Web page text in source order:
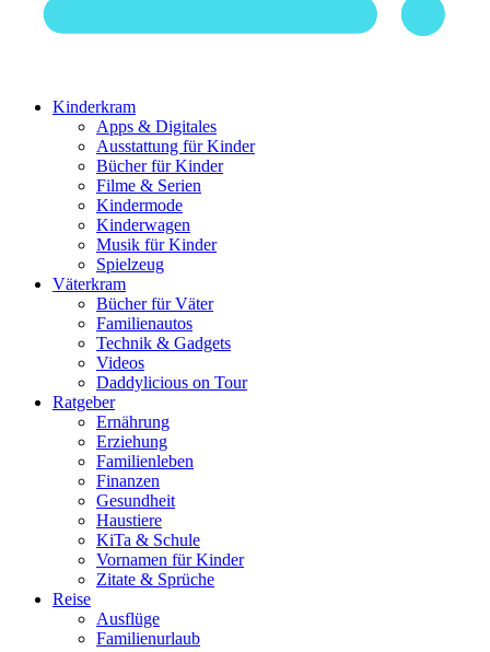
Kinderkram
Apps & Digitales
Ausstattung für Kinder
Bücher für Kinder
Filme & Serien
Kindermode
Kinderwagen
Musik für Kinder
Spielzeug
Väterkram
Bücher für Väter
Familienautos
Technik & Gadgets
Videos
Daddylicious on Tour
Ratgeber
Ernährung
Erziehung
Familienleben
Finanzen
Gesundheit
Haustiere
KiTa & Schule
Vornamen für Kinder
Zitate & Sprüche
Reise
Ausflüge
Familienurlaub